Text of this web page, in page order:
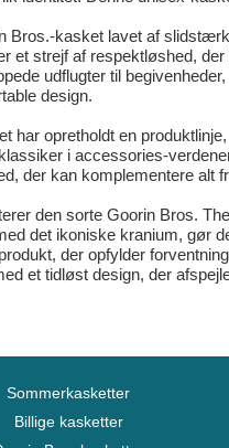
Bros.-kasket lavet af
et strejf af respektløshed,
udflugter til
design.
har opretholdt en
i accessories-
der kan komplementere alt
den sorte Goorin Bros.
det ikoniske kranium, gør
der opfylder
et tidløst design, der
Sommerkasketter
Billige kasketter